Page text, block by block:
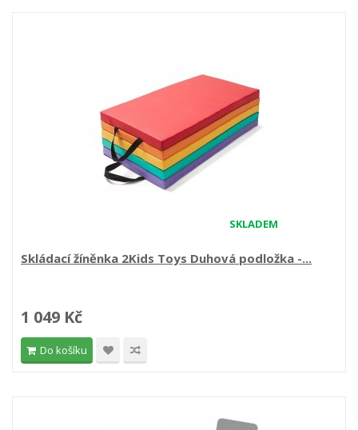
SKLADEM
Skládací žíněnka 2Kids Toys Duhová podložka -...
1 049 Kč
Do košíku